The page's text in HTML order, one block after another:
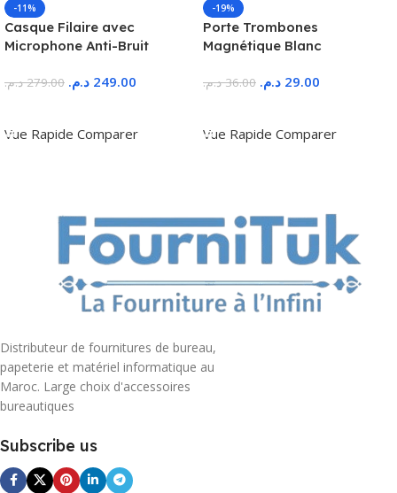
-11%
Casque Filaire avec
Microphone Anti-Bruit
279.00 د.م. 249.00 د.م.
Vue Rapide Comparer
-19%
Porte Trombones
Magnétique Blanc
36.00 د.م. 29.00 د.م.
Vue Rapide Comparer
Distributeur de fournitures de bureau,
papeterie et matériel informatique au
Maroc. Large choix d'accessoires
bureautiques
Subscribe us